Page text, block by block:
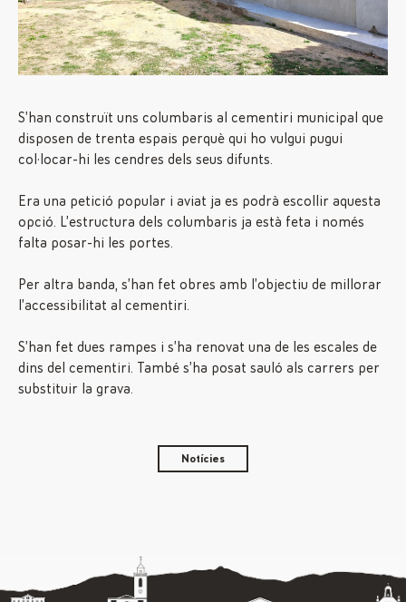
S’han construït uns columbaris al cementiri municipal que
disposen de trenta espais perquè qui ho vulgui pugui
col·locar-hi les cendres dels seus difunts.
Era una petició popular i aviat ja es podrà escollir aquesta
opció. L’estructura dels columbaris ja està feta i només
falta posar-hi les portes.
Per altra banda, s’han fet obres amb l’objectiu de millorar
l’accessibilitat al cementiri.
S’han fet dues rampes i s’ha renovat una de les escales de
dins del cementiri. També s’ha posat sauló als carrers per
substituir la grava.
Notícies